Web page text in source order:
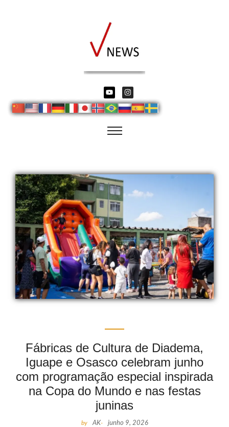
Fábricas de Cultura de Diadema,
Iguape e Osasco celebram junho
com programação especial inspirada
na Copa do Mundo e nas festas
juninas
by AK- junho 9, 2026